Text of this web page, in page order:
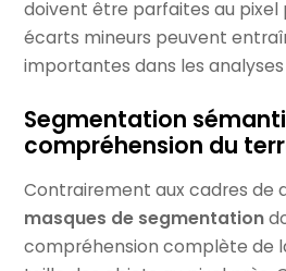
doivent être parfaites au pixel
écarts mineurs peuvent
importantes dans les
Segmentation
compréhension du
Contrairement aux cadres de
masques de segmentation
compréhension complète de